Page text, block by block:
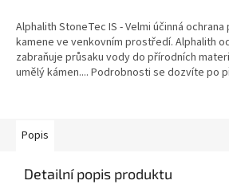
Alphalith StoneTec IS - Velmi účinná
kamene ve venkovním prostředí. Alphalith
zabraňuje průsaku vody do přírodních
umělý kámen.... Podrobnosti se dozvíte po
Popis
Detailní popis produktu